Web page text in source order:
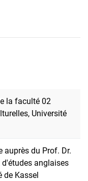
la faculté 02
Université
auprès du Prof. Dr.
anglaises
de Kassel